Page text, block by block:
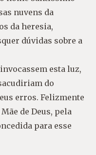
nuvens da
da heresia,
dúvidas sobre a
esta luz,
do
erros. Felizmente
de Deus, pela
para esse